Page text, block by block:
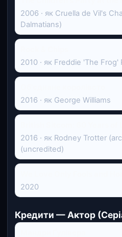
2006 · як Cruella de Vil's
Dalmatians)
2010 · як Freddie 'The Frog'
2016 · як George Williams
2016 · як Rodney Trotter
(uncredited)
2020
Кредити — Актор